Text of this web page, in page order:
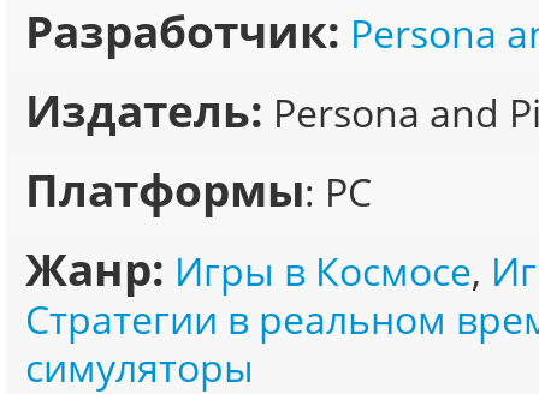
Разработчик: Persona
Издатель: Persona and
Платформы: PC
Жанр: Игры в Космосе,
Стратегии в реальном
симуляторы